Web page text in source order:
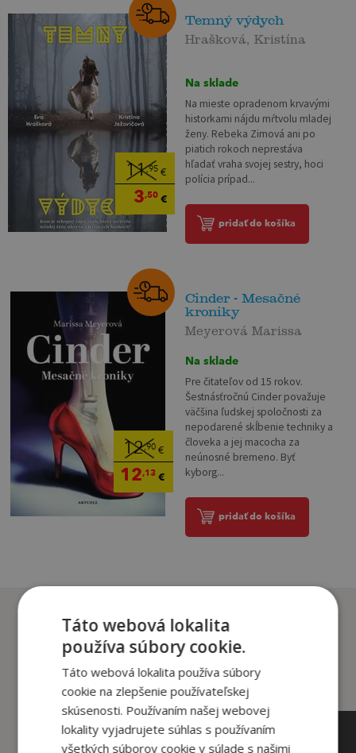
11,95€
3,50€
Temný výdych
Hrašková, Kristína
Na sklade
Na mieste opradenom krvavými
historkami nájdu mŕtvolu mladej
ženy. Rebeka Zimová ani po
piatich rokoch neprestáva
hľadať vraha svojej sestry, hoci
polícia prípad...
pridať do košíka
12,90 €
12,13 €
Cinder - Mesačné
kroniky
Meyerová Marissa
Na sklade
Pre čitateľov od 15 rokov.
Šestnásťročnú Cinder považuje
väčšina ľudskej spoločnosti za
nepodarené skĺbenie techniky a
človeka a jej macocha za
neúnosné bremeno. Byť
kyborg...
pridať do košíka
Zákazníci, ktorí si kúpili
tento titul si tiež kúpili
Táto webová lokalita
používa súbory cookie.
Táto webová lokalita používa súbory
cookie na zlepšenie používateľskej
skúsenosti. Používaním našej webovej
lokality vyjadrujete súhlas s používaním
všetkých súborov cookie v súlade s našimi